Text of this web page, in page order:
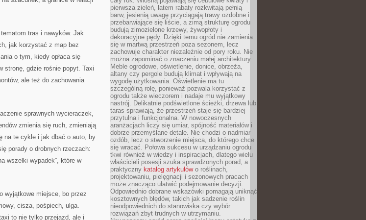
tras i nawyków. Jak
jak korzystać z map bez
o tym, kiedy opłaca się
stronę, gdzie rośnie popyt. Taxi
ale też do zachowania
sprawnych wycieraczek,
zmienia się ruch, zmieniają
na te cykle i jak dbać o auto, by
porady o drobnych rzeczach:
wszelki wypadek”, które w
wyjątkowe miejsce, bo przez
cisza, pośpiech, ulga.
to nie tylko przejazd, ale i
pierwsza zieleń, latem rabaty rozkwitają pełnią
barw, jesienią uwagę przyciągają trawy ozdobne i
przebarwiające się liście, a zimą strukturę ogrodu
budują zimozielone krzewy, żywopłoty i
dekoracyjne pędy. Dzięki temu ogród nie zamienia
się w martwą przestrzeń poza sezonem, lecz
zachowuje charakter niezależnie od pory roku. Nie
można zapominać o znaczeniu małej architektury.
Meble ogrodowe, oświetlenie, donice, obrzeża,
altany czy pergole budują klimat i wpływają na
wygodę użytkowania. Oświetlenie ma tu
szczególną rolę, ponieważ pozwala korzystać z
ogrodu także wieczorem i nadaje mu wyjątkowy
nastrój. Delikatnie podświetlone ścieżki, drzewa lub
taras sprawiają, że przestrzeń staje się bardziej
przytulna i funkcjonalna. W nowoczesnych
aranżacjach liczy się umiar, spójność materiałów i
dobrze przemyślane detale. Nie chodzi o nadmiar
ozdób, lecz o stworzenie miejsca, do którego chce
się wracać. Połowa sukcesu w urządzaniu ogrodu
tkwi również w wiedzy i inspiracjach, dlatego wielu
właścicieli posesji szuka sprawdzonych porad, a
praktyczny katalog artykułówo roślinach,
projektowaniu, pielęgnacji i sezonowych pracach
może znacząco ułatwić podejmowanie decyzji.
Odpowiednio dobrane wskazówki pomagają uniknąć
kosztownych błędów, takich jak sadzenie roślin
nieodpowiednich do stanowiska czy wybór
rozwiązań zbyt trudnych w utrzymaniu.